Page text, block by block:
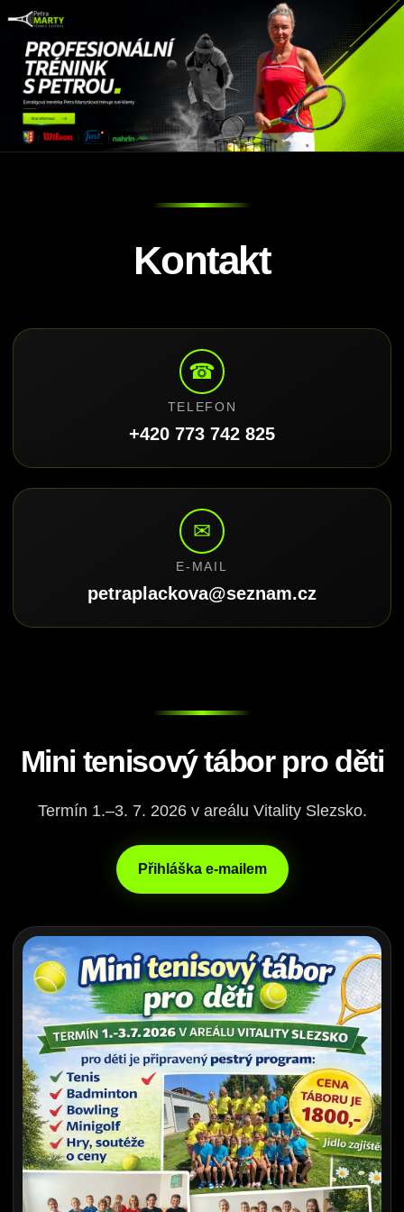
Kontakt
☎
TELEFON
+420 773 742 825
✉
E-MAIL
petraplackova@seznam.cz
Mini tenisový tábor pro děti
Termín 1.–3. 7. 2026 v areálu Vitality Slezsko.
Přihláška e-mailem